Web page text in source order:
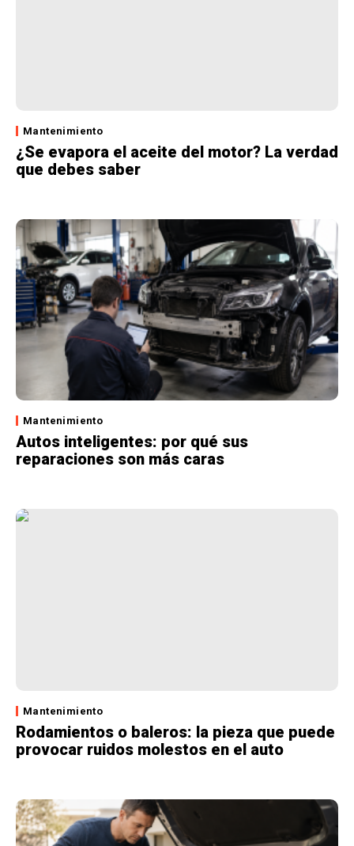
Mantenimiento
¿Se evapora el aceite del motor? La verdad
que debes saber
Mantenimiento
Autos inteligentes: por qué sus
reparaciones son más caras
Mantenimiento
Rodamientos o baleros: la pieza que puede
provocar ruidos molestos en el auto